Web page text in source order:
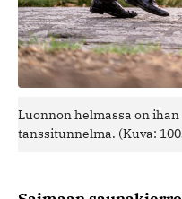
Luonnon helmassa on
tanssitunnelma. (Kuva: